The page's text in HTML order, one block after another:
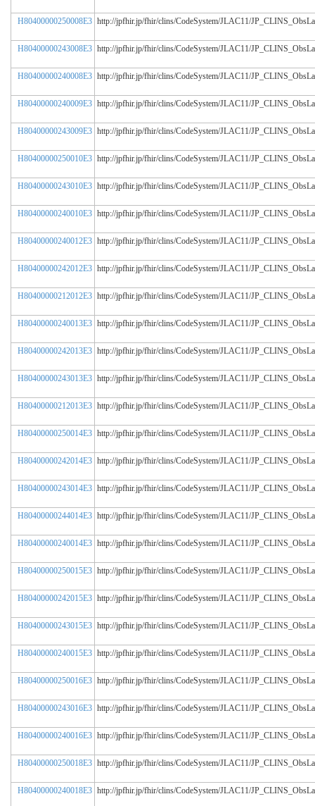
H80400000250008E3 http://jpfhir.jp/fhir/clins/CodeSystem/JLAC11/
H80400000243008E3 http://jpfhir.jp/fhir/clins/CodeSystem/JLAC11/
H80400000240008E3 http://jpfhir.jp/fhir/clins/CodeSystem/JLAC11/
H80400000240009E3 http://jpfhir.jp/fhir/clins/CodeSystem/JLAC11/
H80400000243009E3 http://jpfhir.jp/fhir/clins/CodeSystem/JLAC11/
H80400000250010E3 http://jpfhir.jp/fhir/clins/CodeSystem/JLAC11/
H80400000243010E3 http://jpfhir.jp/fhir/clins/CodeSystem/JLAC11/
H80400000240010E3 http://jpfhir.jp/fhir/clins/CodeSystem/JLAC11/
H80400000240012E3 http://jpfhir.jp/fhir/clins/CodeSystem/JLAC11/
H80400000242012E3 http://jpfhir.jp/fhir/clins/CodeSystem/JLAC11/
H80400000212012E3 http://jpfhir.jp/fhir/clins/CodeSystem/JLAC11/
H80400000240013E3 http://jpfhir.jp/fhir/clins/CodeSystem/JLAC11/
H80400000242013E3 http://jpfhir.jp/fhir/clins/CodeSystem/JLAC11/
H80400000243013E3 http://jpfhir.jp/fhir/clins/CodeSystem/JLAC11/
H80400000212013E3 http://jpfhir.jp/fhir/clins/CodeSystem/JLAC11/
H80400000250014E3 http://jpfhir.jp/fhir/clins/CodeSystem/JLAC11/
H80400000242014E3 http://jpfhir.jp/fhir/clins/CodeSystem/JLAC11/
H80400000243014E3 http://jpfhir.jp/fhir/clins/CodeSystem/JLAC11/
H80400000244014E3 http://jpfhir.jp/fhir/clins/CodeSystem/JLAC11/
H80400000240014E3 http://jpfhir.jp/fhir/clins/CodeSystem/JLAC11/
H80400000250015E3 http://jpfhir.jp/fhir/clins/CodeSystem/JLAC11/
H80400000242015E3 http://jpfhir.jp/fhir/clins/CodeSystem/JLAC11/
H80400000243015E3 http://jpfhir.jp/fhir/clins/CodeSystem/JLAC11/
H80400000240015E3 http://jpfhir.jp/fhir/clins/CodeSystem/JLAC11/
H80400000250016E3 http://jpfhir.jp/fhir/clins/CodeSystem/JLAC11/
H80400000243016E3 http://jpfhir.jp/fhir/clins/CodeSystem/JLAC11/
H80400000240016E3 http://jpfhir.jp/fhir/clins/CodeSystem/JLAC11/
H80400000250018E3 http://jpfhir.jp/fhir/clins/CodeSystem/JLAC11/
H80400000240018E3 http://jpfhir.jp/fhir/clins/CodeSystem/JLAC11/